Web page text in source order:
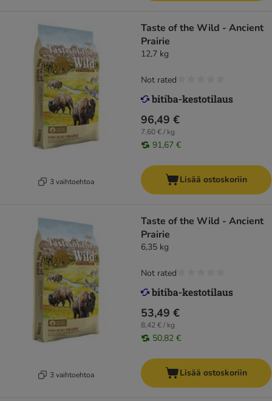
3 vaihtoehtoa
Taste of the Wild - Ancient
Prairie
12,7 kg
96,49 €
7,60 € / kg
91,67 €
Not rated
Lisää ostoskoriin
3 vaihtoehtoa
Taste of the Wild - Ancient
Prairie
6,35 kg
53,49 €
8,42 € / kg
50,82 €
Not rated
Lisää ostoskoriin